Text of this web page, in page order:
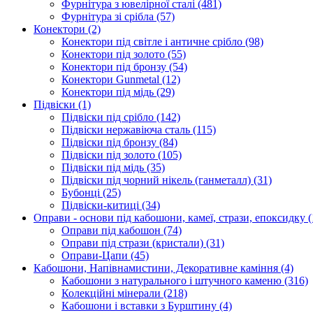
Фурнітура з ювелірної сталі (481)
Фурнітура зі срібла (57)
Конектори (2)
Конектори під світле і античне срібло (98)
Конектори під золото (55)
Конектори під бронзу (54)
Конектори Gunmetal (12)
Конектори під мідь (29)
Підвіски (1)
Підвіски під срібло (142)
Підвіски нержавіюча сталь (115)
Підвіски під бронзу (84)
Підвіски під золото (105)
Підвіски під мідь (35)
Підвіски під чорний нікель (ганметалл) (31)
Бубонці (25)
Підвіски-китиці (34)
Оправи - основи під кабошони, камеї, стрази, епоксидку
Оправи під кабошон (74)
Оправи під стрази (кристали) (31)
Оправи-Цапи (45)
Кабошони, Напівнамистини, Декоративне каміння (4)
Кабошони з натурального і штучного каменю (316)
Колекційні мінерали (218)
Кабошони і вставки з Бурштину (4)